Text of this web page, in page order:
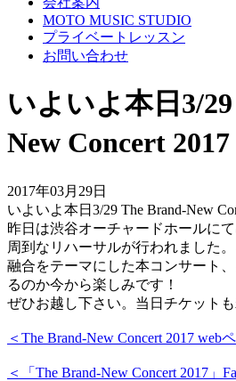
MOTO MUSIC STUDIO
プライベートレッスン
お問い合わせ
いよいよ本日3/
New Concert 2017
2017年03月29日
いよいよ本日3/29 The Brand-New
昨日は渋谷オーチャードホールに
周到なリハーサルが行われました
融合をテーマにした本コンサート
るのか今から楽しみです！
ぜひお越し下さい。当日チケットも
＜The Brand-New Concert 2017 web
＜「The Brand-New Concert 2017」